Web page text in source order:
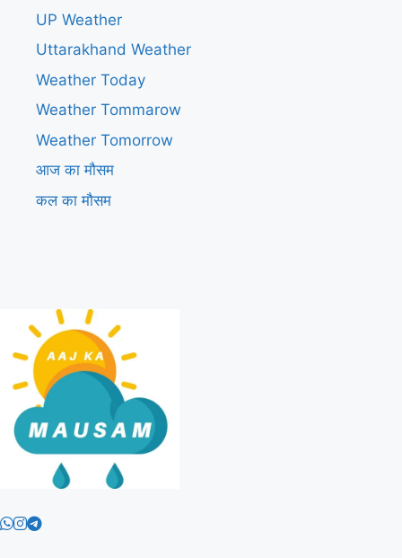
UP Weather
Uttarakhand Weather
Weather Today
Weather Tommarow
Weather Tomorrow
आज का मौसम
कल का मौसम
Aaj Ka Mausam | आज का